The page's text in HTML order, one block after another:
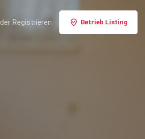
Registrieren Betrieb Listing